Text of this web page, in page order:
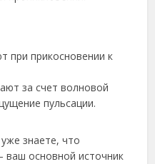
при прикосновении к
за счет волновой
пульсации.
знаете, что
ваш основной источник